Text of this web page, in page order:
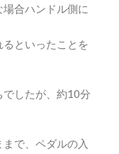
合ハンドル側に
といったことを
でしたが、約10分
で、ペダルの入